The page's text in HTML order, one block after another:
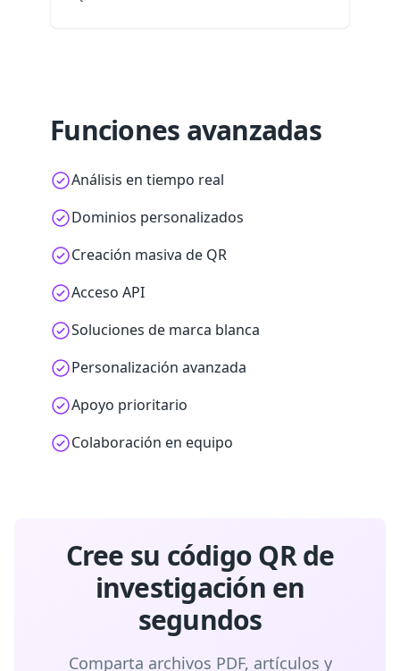
Funciones avanzadas
Análisis en tiempo real
Dominios personalizados
Creación masiva de QR
Acceso API
Soluciones de marca blanca
Personalización avanzada
Apoyo prioritario
Colaboración en equipo
Cree su código QR de
investigación en
segundos
Comparta archivos PDF, artículos y